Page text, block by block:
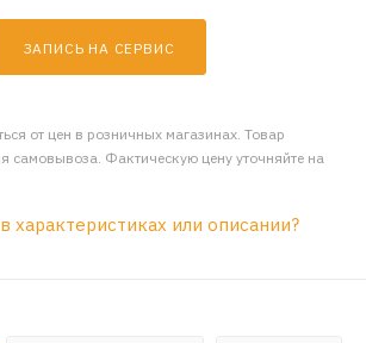
ЗАПИСЬ НА СЕРВИС
от цен в розничных магазинах. Товар
самовывоза. Фактическую цену уточняйте на
характеристиках или описании?